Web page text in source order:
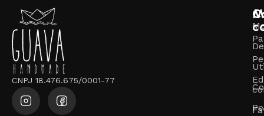
CNPJ 18.476.675/0001-77